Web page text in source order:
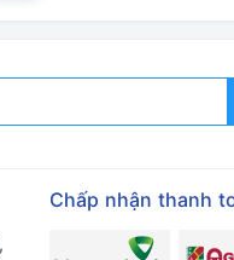
Chấp nhận thanh